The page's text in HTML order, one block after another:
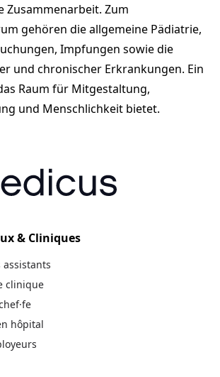
Zusammenarbeit. Zum
gehören die allgemeine Pädiatrie,
Impfungen sowie die
und chronischer Erkrankungen. Ein
Raum für Mitgestaltung,
und Menschlichkeit bietet.
& Cliniques
assistants
clinique
hôpital